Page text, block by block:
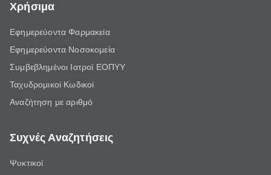
Χρήσιμα
Εφημερεύοντα Φαρμακεία
Εφημερεύοντα Νοσοκομεία
Συμβεβλημένοι Ιατροί ΕΟΠΥΥ
Ταχυδρομικοί Κωδικοί
Αναζήτηση με αριθμό
Συχνές Αναζητήσεις
Ψυκτικοί